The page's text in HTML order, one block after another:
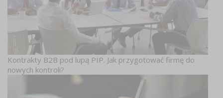
Kontrakty B2B pod lupą PIP. Jak przygotować firmę do
nowych kontroli?